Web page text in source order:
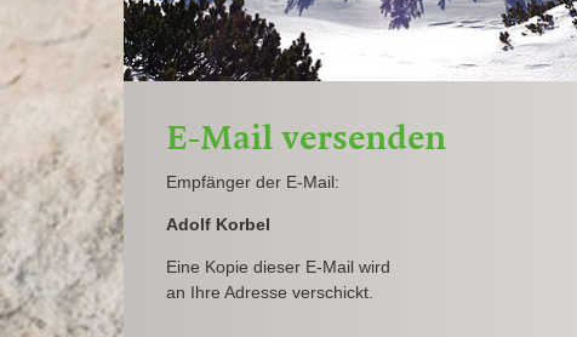
E-Mail versenden
Empfänger der E-Mail:
Adolf Korbel
Eine Kopie dieser E-Mail wird
an Ihre Adresse verschickt.